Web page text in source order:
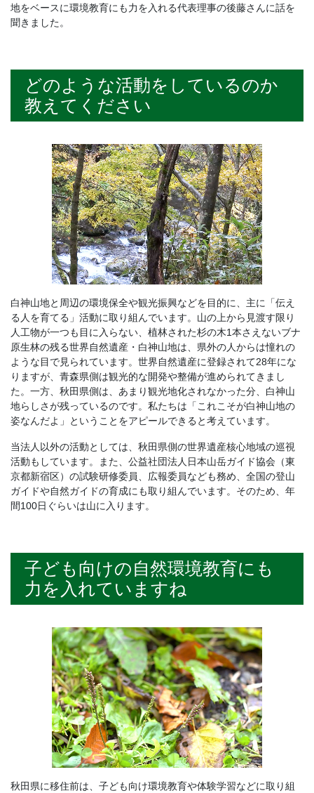
地をベースに環境教育にも力を入れる代表理事の後藤さんに話を
聞きました。
どのような活動をしているのか
教えてください
白神山地と周辺の環境保全や観光振興などを目的に、主に「伝え
る人を育てる」活動に取り組んでいます。山の上から見渡す限り
人工物が一つも目に入らない、植林された杉の木1本さえないブナ
原生林の残る世界自然遺産・白神山地は、県外の人からは憧れの
ような目で見られています。世界自然遺産に登録されて28年にな
りますが、青森県側は観光的な開発や整備が進められてきまし
た。一方、秋田県側は、あまり観光地化されなかった分、白神山
地らしさが残っているのです。私たちは「これこそが白神山地の
姿なんだよ」ということをアピールできると考えています。
当法人以外の活動としては、秋田県側の世界遺産核心地域の巡視
活動もしています。また、公益社団法人日本山岳ガイド協会（東
京都新宿区）の試験研修委員、広報委員なども務め、全国の登山
ガイドや自然ガイドの育成にも取り組んでいます。そのため、年
間100日ぐらいは山に入ります。
子ども向けの自然環境教育にも
力を入れていますね
秋田県に移住前は、子ども向け環境教育や体験学習などに取り組